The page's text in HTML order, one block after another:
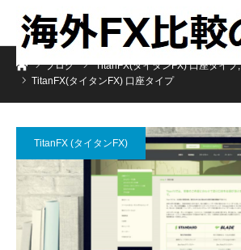
ホームブログ TitanFX(タイタンFX) 口座タイプ,
TitanFX(タイタンFX) 口座タイプ
TitanFX (タイタンFX)